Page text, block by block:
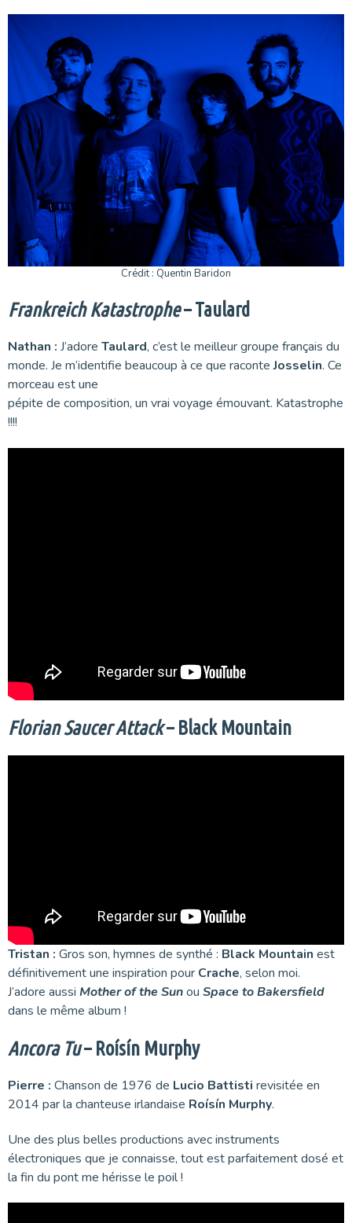
Crédit : Quentin Baridon
Frankreich Katastrophe– Taulard
Nathan : J’adore Taulard, c’est le meilleur groupe français du
monde. Je m’identifie beaucoup à ce que raconteJosselin. Ce
morceau est une
pépite de composition, un vrai voyage émouvant. Katastrophe
!!!!
Florian Saucer Attack– Black Mountain
Tristan : Gros son, hymnes de synthé : Black Mountain est
définitivement une inspiration pour Crache, selon moi.
J’adore aussi Mother of the Sunou Space to Bakersfield
dans le même album !
Ancora Tu– Roísín Murphy
Pierre : Chanson de 1976 de Lucio Battisti revisitée en
2014 par la chanteuse irlandaise Roísín Murphy.
Une des plus belles productions avec instruments
électroniques que je connaisse, tout est parfaitement dosé et
la fin du pont me hérisse le poil !